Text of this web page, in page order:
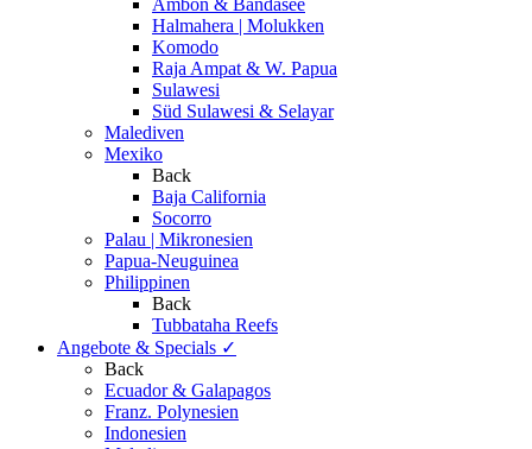
Halmahera | Molukken
Komodo
Raja Ampat & W. Papua
Sulawesi
Süd Sulawesi & Selayar
Malediven
Mexiko
Back
Baja California
Socorro
Palau | Mikronesien
Papua-Neuguinea
Philippinen
Back
Tubbataha Reefs
Angebote & Specials ✓
Back
Ecuador & Galapagos
Franz. Polynesien
Indonesien